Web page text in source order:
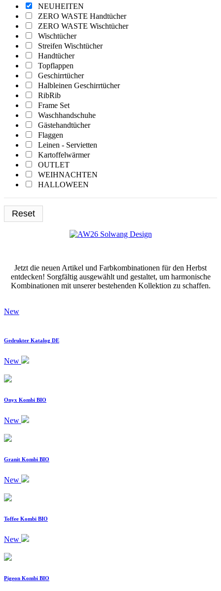
Orange
Petrol
Pink
Rot
Schwarz
Türkis
Weiss
NEUHEITEN
ZERO WASTE Handtücher
ZERO WASTE Wischtücher
Wischtücher
Streifen Wischtücher
Handtücher
Topflappen
Geschirrtücher
Halbleinen Geschirrtücher
RibRib
Frame Set
Waschhandschuhe
Gästehandtücher
Flaggen
Leinen - Servietten
Kartoffelwärmer
OUTLET
WEIHNACHTEN
HALLOWEEN
Reset
Jetzt die neuen Artikel und Farbkombinationen für den Herbst
entdecken! Sorgfältig ausgewählt und gestaltet, um harmonische
Kombinationen mit unserer bestehenden Kollektion zu schaffen.
New
Gedrukter Katalog DE
New
Onyx Kombi BIO
New
Granit Kombi BIO
New
Toffee Kombi BIO
New
Pigeon Kombi BIO